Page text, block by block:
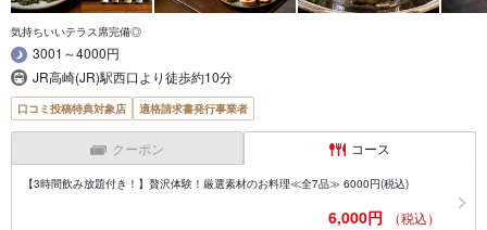
気持ちいいテラス席完備◎
3001～4000円
JR高崎(JR)駅西口より徒歩約10分
口コミ投稿特典対象店 適格請求書発行事業者
クーポン コース
【3時間飲み放題付き！】贅沢体験！厳選素材のお料理≪全7品≫ 6000円(税込)
6,000円 （税込）